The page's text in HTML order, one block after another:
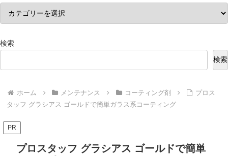
検索
検索
ホーム メンテナンス コーティング剤
プロス
タッフ グラシアス ゴールドで簡単ガラス系コーティング
PR
プロスタッフ グラシアス ゴールドで簡単